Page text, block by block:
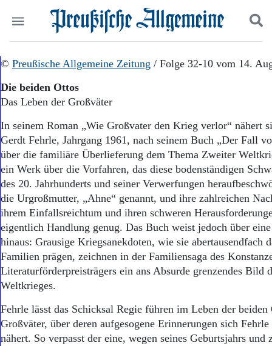
Start
Wer wir sind
Aktuelle Ausgabe
Abo Prämien
Archiv
Mediadaten
Politik
Panorama
Leben
Geschichte
Ostpreußen
Pommern
Berlin-Brandenburg
Schlesien
Danzig und Westpreußen
Bücher
Suchen und finden
© Preußische Allgemeine Zeitung / Folge 32-10 vom 14.
Die beiden Ottos
Das Leben der Großväter
In seinem Roman „Wie Großvater den Krieg verlor“ nähert
Gerdt Fehrle, Jahrgang 1961, nach seinem Buch „Der Fall
über die familiäre Überlieferung dem Thema Zweiter
ein Werk über die Vorfahren, das diese bodenständigen
des 20. Jahrhunderts und seiner Verwerfungen
die Urgroßmutter, „Ahne“ genannt, und ihre zahlreichen
ihrem Einfallsreichtum und ihren schweren
eigentlich Handlung genug. Das Buch weist jedoch über
hinaus: Grausige Kriegsanekdoten, wie sie abertausendfach
Familien prägen, zeichnen in der Familiensaga des
Literaturförderpreisträgers ein ans Absurde grenzendes Bild
Weltkrieges.
Fehrle lässt das Schicksal Regie führen im Leben der beiden
Großväter, über deren aufgesogene Erinnerungen sich
nähert. So verpasst der eine, wegen seines Geburtsjahrs und